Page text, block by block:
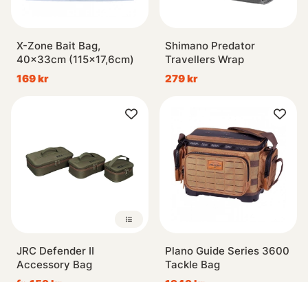
X-Zone Bait Bag,
40x33cm (115x17,6cm)
169 kr
Shimano Predator
Travellers Wrap
279 kr
JRC Defender II
Accessory Bag
Plano Guide Series 3600
Tackle Bag